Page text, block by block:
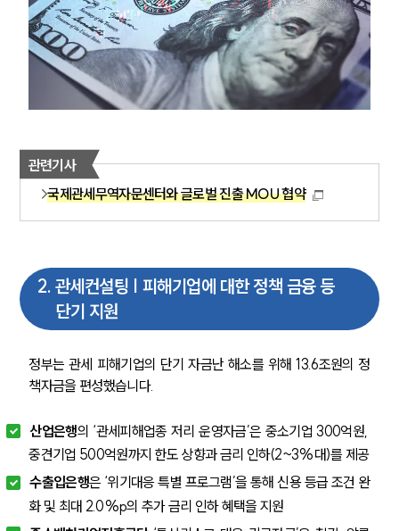
관련기사
국제관세무역자문센터와 글로벌 진출 MOU 협약
2. 관세컨설팅 | 피해기업에 대한 정책 금융 등
단기 지원
정부는 관세 피해기업의 단기 자금난 해소를 위해 13.6조원의 정
책자금을 편성했습니다.
산업은행의 ‘관세피해업종 저리 운영자금’은 중소기업 300억원,
중견기업 500억원까지 한도 상향과 금리 인하(2~3%대)를 제공
수출입은행은 ‘위기대응 특별 프로그램’을 통해 신용 등급 조건 완
화 및 최대 2.0%p의 추가 금리 인하 혜택을 지원